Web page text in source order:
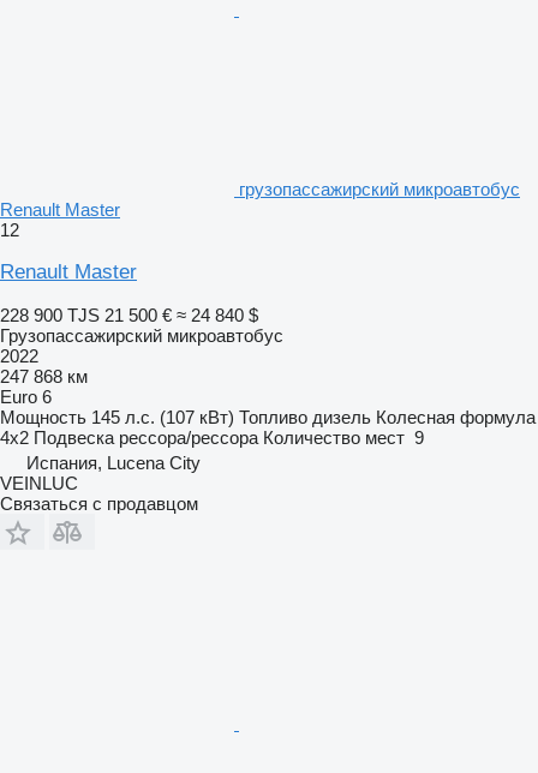
грузопассажирский микроавтобус
Renault Master
12
Renault Master
228 900 TJS 21 500 € ≈ 24 840 $
Грузопассажирский микроавтобус
2022
247 868 км
Euro 6
Мощность 145 л.с. (107 кВт) Топливо дизель Колесная формула
4x2 Подвеска рессора/рессора Количество мест 9
Испания, Lucena City
VEINLUC
Связаться с продавцом